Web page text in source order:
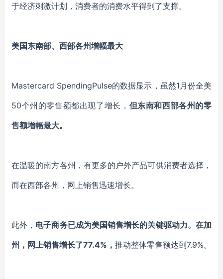
于经济刺激计划 ，消费者的消费水平得到了支撑。
美国东南部、西部各州增幅最大
Mastercard SpendingPulse的数据显示，虽然1月份全美
50个州的零售额都出现了增长， 但东南和西部各州的零
售额增幅最大。
在温暖的南方各州 ， 有更多的户外产品可供消费者选择，
而在西部各州，网上销售迅速增长。
此外， 电子商务已成为美国销售增长的关键驱动力。在加
州，网上销售增长了77.4%， 推动整体零售额达到7.9%。